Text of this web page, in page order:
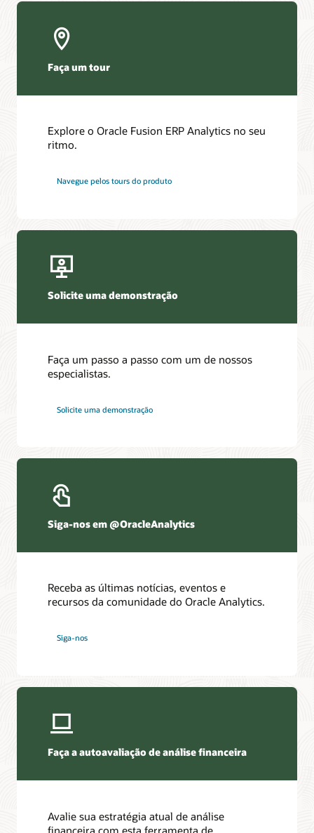
Faça um tour
Explore o Oracle Fusion ERP Analytics no seu
ritmo.
Navegue pelos tours do produto
Solicite uma demonstração
Faça um passo a passo com um de nossos
especialistas.
Solicite uma demonstração
Siga-nos em @OracleAnalytics
Receba as últimas notícias, eventos e
recursos da comunidade do Oracle Analytics.
Siga-nos
Faça a autoavaliação de análise financeira
Avalie sua estratégia atual de análise
financeira com esta ferramenta de